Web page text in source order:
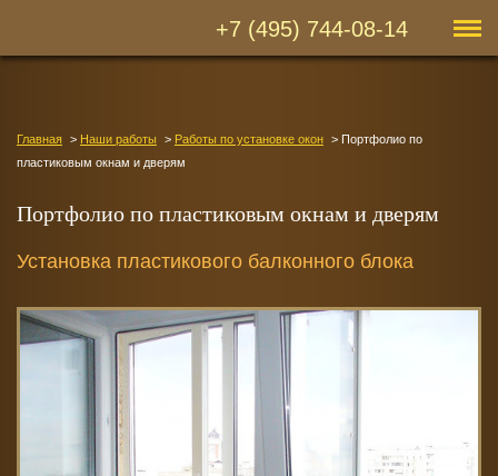
+7 (495) 744-08-14
Главная Наши работы Работы по установке окон
Портфолио по
пластиковым окнам и дверям
Портфолио по пластиковым окнам и дверям
Установка пластикового балконного блока